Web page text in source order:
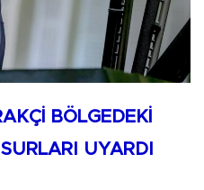
BÖLGEDEKİ
UYARDI